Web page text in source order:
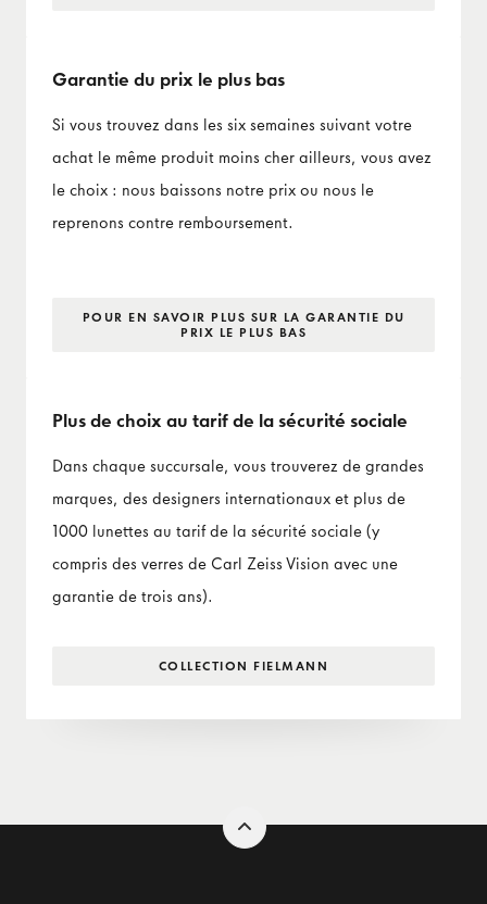
Garantie du prix le plus bas
Si vous trouvez dans les six semaines suivant votre
achat le même produit moins cher ailleurs, vous avez
le choix : nous baissons notre prix ou nous le
reprenons contre remboursement.
POUR EN SAVOIR PLUS SUR LA GARANTIE DU
PRIX LE PLUS BAS
Plus de choix au tarif de la sécurité sociale
Dans chaque succursale, vous trouverez de grandes
marques, des designers internationaux et plus de
1000 lunettes au tarif de la sécurité sociale (y
compris des verres de Carl Zeiss Vision avec une
garantie de trois ans).
COLLECTION FIELMANN